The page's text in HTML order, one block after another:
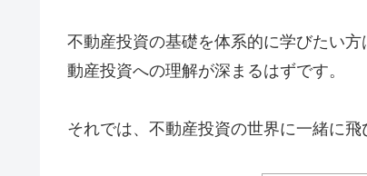
不動産投資の基礎を体系的に学びたい
動産投資への理解が深まるはずです。
それでは、不動産投資の世界に一緒に飛